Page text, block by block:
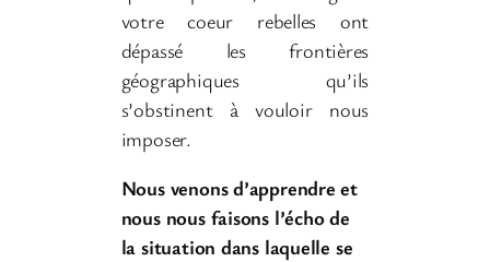
votre coeur rebelles ont
dépassé les frontières
géographiques qu’ils
s’obstinent à vouloir nous
imposer.
Nous venons d’apprendre et
nous nous faisons l’écho de
la situation dans laquelle se